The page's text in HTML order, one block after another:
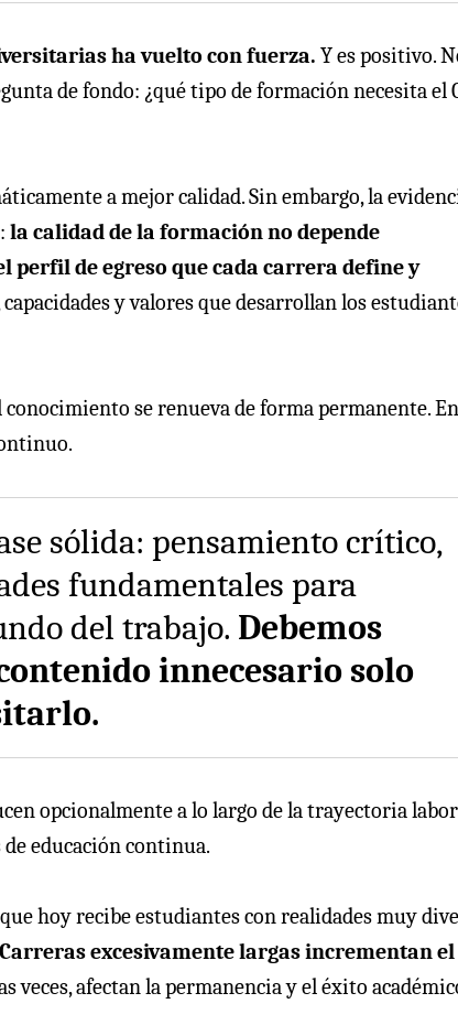
ha vuelto con fuerza. Y es positivo.
de fondo: ¿qué tipo de formación necesita el
a mejor calidad. Sin embargo, la
la calidad de la formación no depende
perfil de egreso que cada carrera define y
y valores que desarrollan los
se renueva de forma permanente.
sólida: pensamiento crítico,
fundamentales para
del trabajo. Debemos
innecesario solo
opcionalmente a lo largo de la trayectoria
educación continua.
hoy recibe estudiantes con realidades muy
Carreras excesivamente largas incrementan el
veces, afectan la permanencia y el éxito